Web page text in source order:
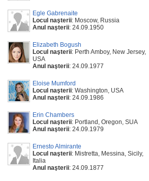
Egle Gabrenaite
Locul naşterii: Moscow, Russia
Anul naşterii: 24.09.1950
Elizabeth Bogush
Locul naşterii: Perth Amboy, New Jersey,
USA
Anul naşterii: 24.09.1977
Eloise Mumford
Locul naşterii: Washington, USA
Anul naşterii: 24.09.1986
Erin Chambers
Locul naşterii: Portland, Oregon, SUA
Anul naşterii: 24.09.1979
Ernesto Almirante
Locul naşterii: Mistretta, Messina, Sicily,
Italia
Anul naşterii: 24.09.1877